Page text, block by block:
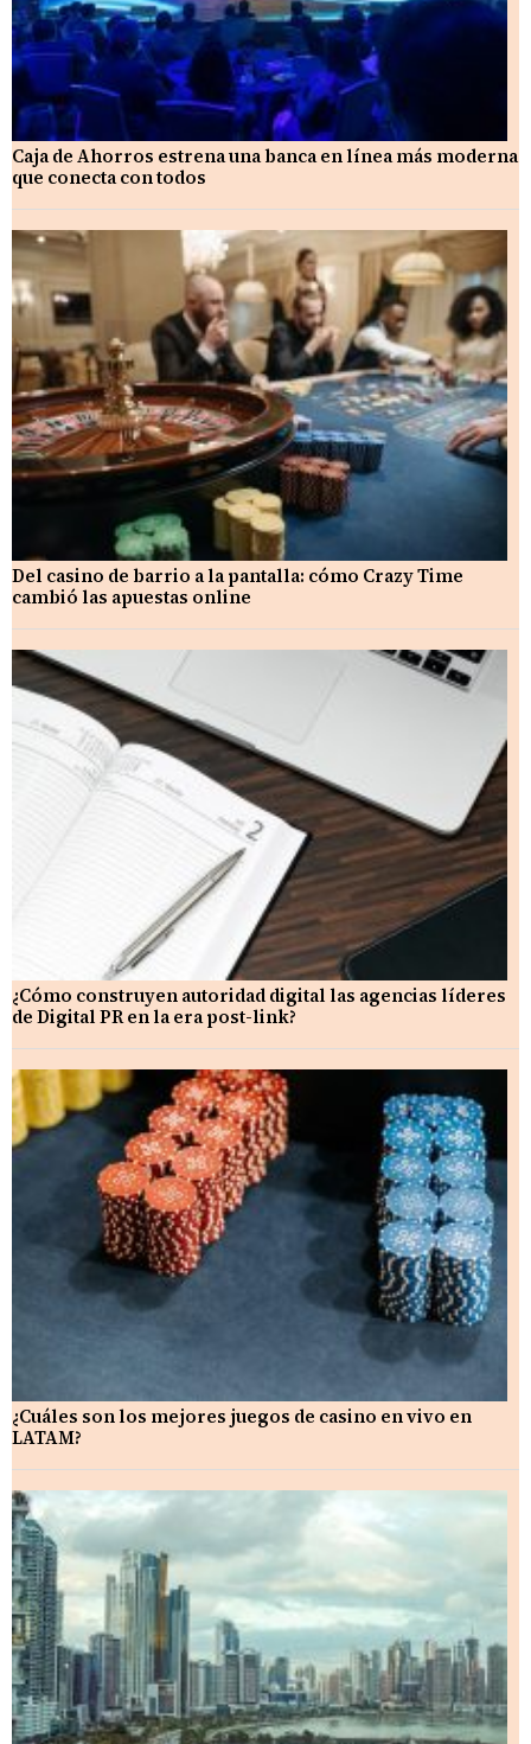
Caja de Ahorros estrena una banca en línea más moderna
que conecta con todos
Del casino de barrio a la pantalla: cómo Crazy Time
cambió las apuestas online
¿Cómo construyen autoridad digital las agencias líderes
de Digital PR en la era post-link?
¿Cuáles son los mejores juegos de casino en vivo en
LATAM?